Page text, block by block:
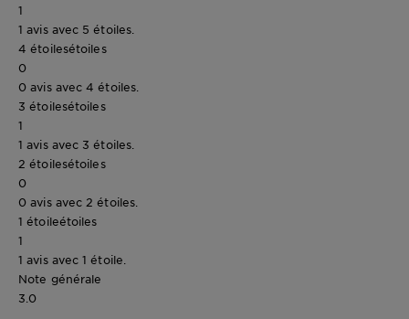
1
1 avis avec 5 étoiles.
4 étoilesétoiles
0
0 avis avec 4 étoiles.
3 étoilesétoiles
1
1 avis avec 3 étoiles.
2 étoilesétoiles
0
0 avis avec 2 étoiles.
1 étoileétoiles
1
1 avis avec 1 étoile.
Note générale
3.0